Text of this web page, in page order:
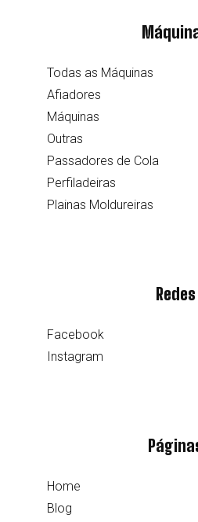
Todas as Máquinas
Afiadores
Máquinas
Outras
Passadores de Cola
Perfiladeiras
Plainas Moldureiras
Redes
Facebook
Instagram
Home
Blog